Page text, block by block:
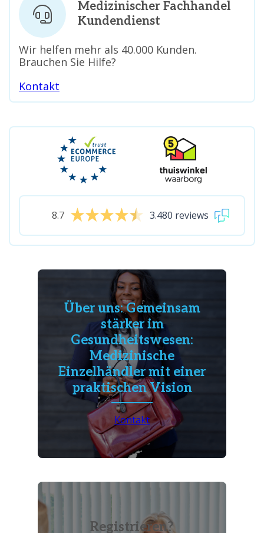
Medizinischer Fachhandel
Kundendienst
Wir helfen mehr als 40.000 Kunden.
Brauchen Sie Hilfe?
Kontakt
8.7 3.480 reviews
Über uns: Gemeinsam
stärker im
Gesundheitswesen:
Medizinische
Einzelhändler mit einer
praktischen Vision
Kontakt
Registrieren?